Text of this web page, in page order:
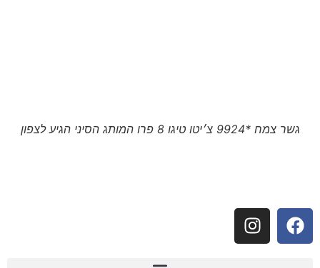
גשר צמח *9924 צ׳יטו טיגו 8 פרו המותג הסיני הגיע לצפון